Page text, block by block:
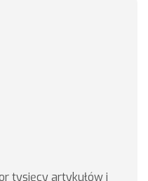
tysięcy artykułów i